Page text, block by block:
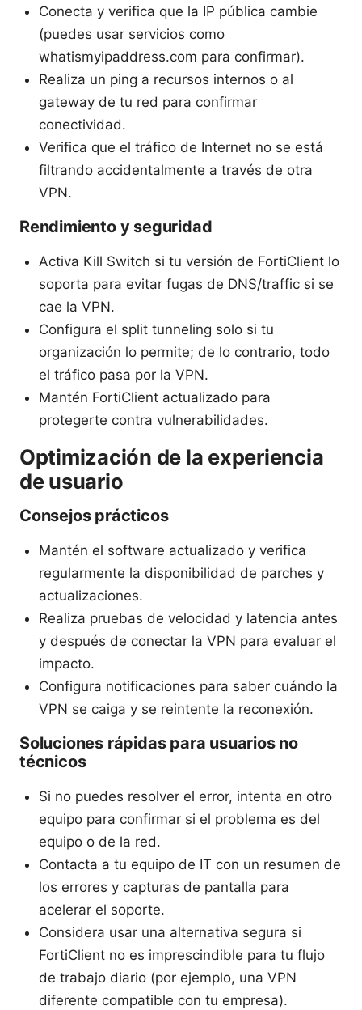
Conecta y verifica que la IP pública cambie
(puedes usar servicios como
whatismyipaddress.com para confirmar).
Realiza un ping a recursos internos o al
gateway de tu red para confirmar
conectividad.
Verifica que el tráfico de Internet no se está
filtrando accidentalmente a través de otra
VPN.
Rendimiento y seguridad
Activa Kill Switch si tu versión de FortiClient lo
soporta para evitar fugas de DNS/traffic si se
cae la VPN.
Configura el split tunneling solo si tu
organización lo permite; de lo contrario, todo
el tráfico pasa por la VPN.
Mantén FortiClient actualizado para
protegerte contra vulnerabilidades.
Optimización de la experiencia
de usuario
Consejos prácticos
Mantén el software actualizado y verifica
regularmente la disponibilidad de parches y
actualizaciones.
Realiza pruebas de velocidad y latencia antes
y después de conectar la VPN para evaluar el
impacto.
Configura notificaciones para saber cuándo la
VPN se caiga y se reintente la reconexión.
Soluciones rápidas para usuarios no
técnicos
Si no puedes resolver el error, intenta en otro
equipo para confirmar si el problema es del
equipo o de la red.
Contacta a tu equipo de IT con un resumen de
los errores y capturas de pantalla para
acelerar el soporte.
Considera usar una alternativa segura si
FortiClient no es imprescindible para tu flujo
de trabajo diario (por ejemplo, una VPN
diferente compatible con tu empresa).